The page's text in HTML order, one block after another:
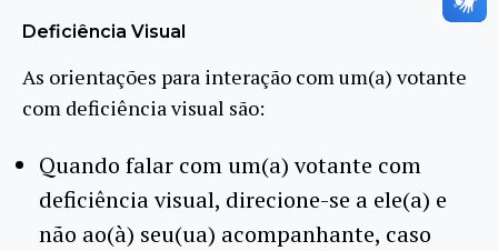
Deficiência Visual
As orientações para interação com um(a) votante
com deficiência visual são:
Quando falar com um(a) votante com
deficiência visual, direcione-se a ele(a) e
não ao(à) seu(ua) acompanhante, caso